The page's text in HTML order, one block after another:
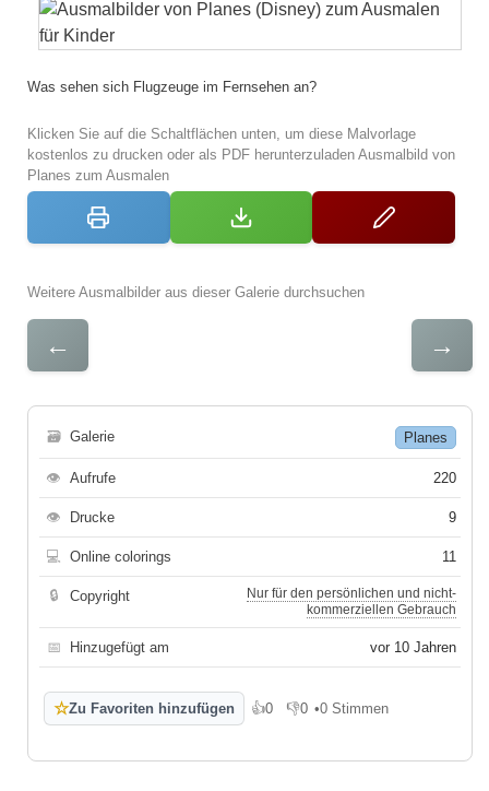
Was sehen sich Flugzeuge im Fernsehen an?
Klicken Sie auf die Schaltflächen unten, um diese Malvorlage
kostenlos zu drucken oder als PDF herunterzuladen Ausmalbild von
Planes zum Ausmalen
Weitere Ausmalbilder aus dieser Galerie durchsuchen
← →
🗃 Galerie Planes
👁 Aufrufe 220
👁 Drucke 9
💻 Online colorings 11
🔒 Copyright
Nur für den persönlichen und nicht-
kommerziellen Gebrauch
📅 Hinzugefügt am vor 10 Jahren
☆Zu Favoriten hinzufügen 👍0
Gefällt mir
👎0
Gefällt mir nicht
•0 Stimmen